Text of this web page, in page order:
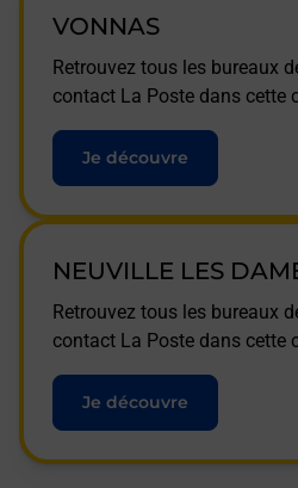
VONNAS
Retrouvez tous les bureaux
contact La Poste dans cette
Je découvre
NEUVILLE LES
Retrouvez tous les bureaux
contact La Poste dans cette
Je découvre